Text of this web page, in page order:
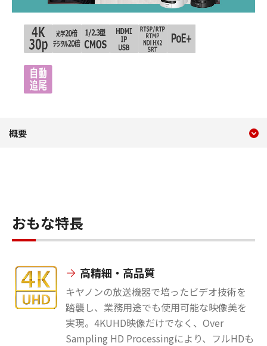
概要
おもな特長
高精細・高品質
キヤノンの放送機器で培ったビデオ技術を
踏襲し、業務用途でも使用可能な映像美を
実現。4KUHD映像だけでなく、Over
Sampling HD Processingにより、フルHDも